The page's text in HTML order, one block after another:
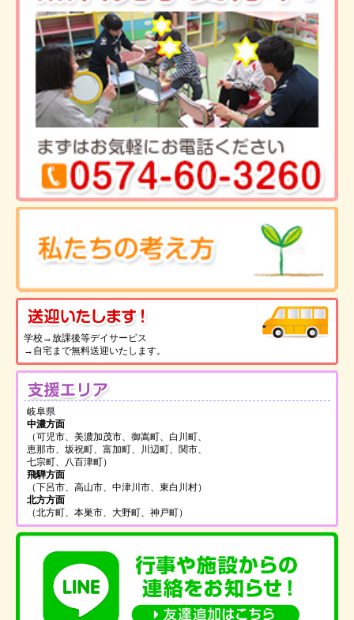
学校→放課後等デイサービス
→自宅まで無料送迎いたします。
岐阜県
中濃方面
（可児市、美濃加茂市、御嵩町、白川町、
恵那市、坂祝町、富加町、川辺町、関市、
七宗町、八百津町）
飛騨方面
（下呂市、高山市、中津川市、東白川村）
北方方面
（北方町、本巣市、大野町、神戸町）